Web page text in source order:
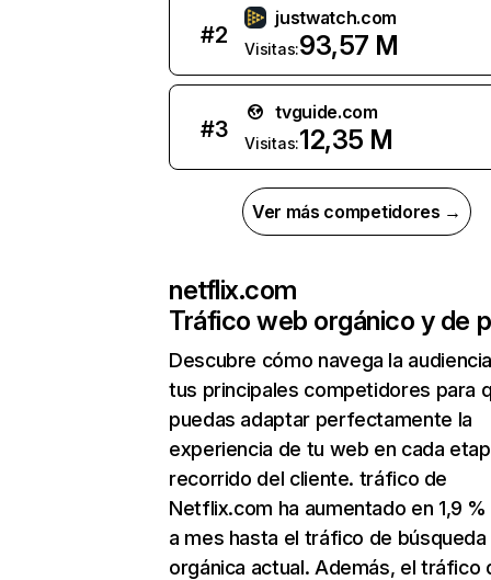
#2
justwatch.com
Visitas:93,57 M
#3
tvguide.com
Visitas:12,35 M
Ver más competidores →
netflix.com
Tráfico web orgánico y de
Descubre cómo navega la
tus principales competidores para
puedas adaptar perfectamente la
experiencia de tu web en cada
recorrido del cliente. tráfico de
Netflix.com ha aumentado en 1,9
a mes hasta el tráfico de búsqueda
orgánica actual. Además, el tráfico